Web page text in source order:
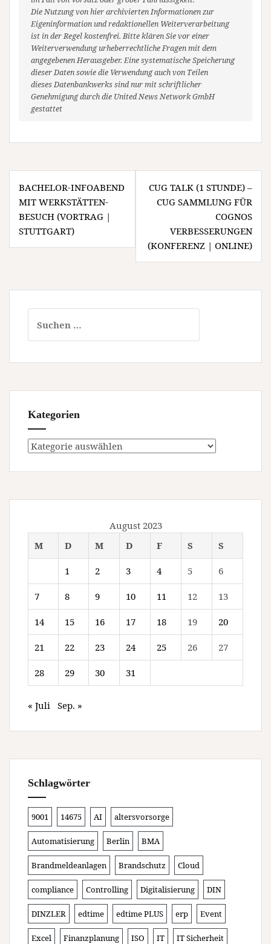
Die Nutzung von hier archivierten Informationen zur
Eigeninformation und redaktionellen Weiterverarbeitung
ist in der Regel kostenfrei. Bitte klären Sie vor einer
Weiterverwendung urheberrechtliche Fragen mit dem
angegebenen Herausgeber. Eine systematische Speicherung
dieser Daten sowie die Verwendung auch von Teilen
dieses Datenbankwerks sind nur mit schriftlicher
Genehmigung durch die United News Network GmbH
gestattet
Beitragsnavigation
BACHELOR-INFOABEND
MIT WERKSTÄTTEN­
BESUCH (VORTRAG |
STUTTGART)
CUG TALK (1 STUNDE) –
CUG SAMMLUNG FÜR
COGNOS
VERBESSERUNGEN
(KONFERENZ | ONLINE)
nach:
Kategorien
Kategorien
August 2023
M
D M D F S S
1 2 3 4 5 6
7 8 9 10 11 12 13
14 15 16 17 18 19 20
21 22 23 24 25 26 27
28 29 30 31
« Juli Sep. »
Schlagwörter
9001 14675 AI altersvorsorge
Automatisierung Berlin BMA
Brandmeldeanlagen Brandschutz Cloud
compliance Controlling Digitalisierung DIN
DINZLER edtime edtime PLUS erp Event
Excel Finanzplanung ISO IT IT Sicherheit